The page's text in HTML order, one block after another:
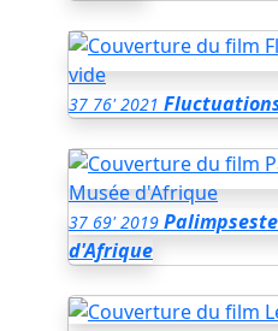
37 76' 2021
37 69' 2019
d'Afrique